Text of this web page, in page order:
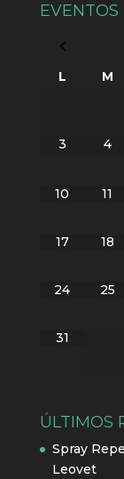
EVENTOS
L M
3 4
10 11
17 18
24 25
31
ÚLTIMOS
Spray
Leovet